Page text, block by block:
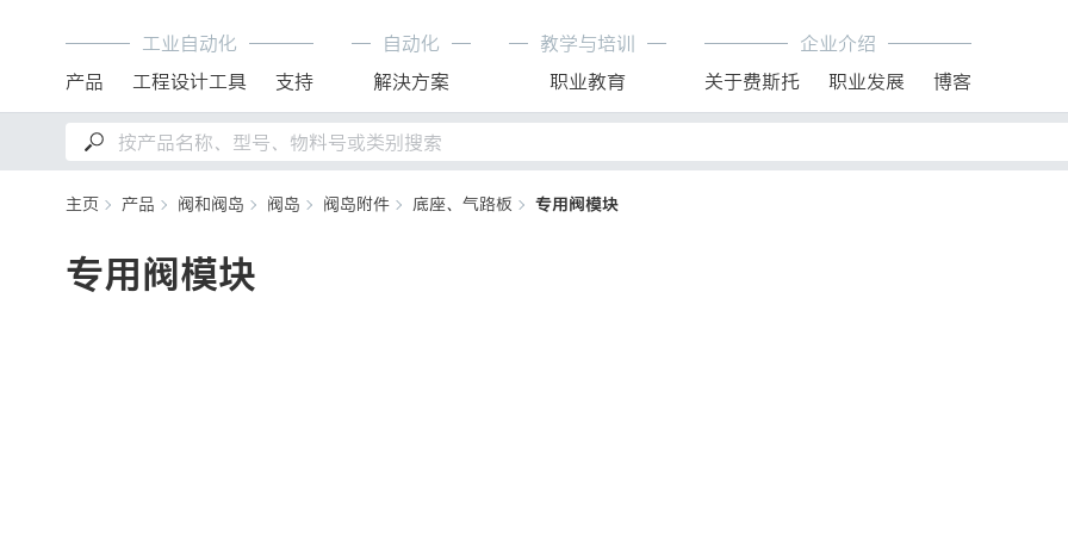
工业自动化
产品
工程设计工具 支持
自动化
解決方案
教学与培训
职业教育
企业介绍
关于费斯托
职业发展 博客
主页 产品 阀和阀岛 阀岛 阀岛附件 底座、气路板 专用阀模块
专用阀模块